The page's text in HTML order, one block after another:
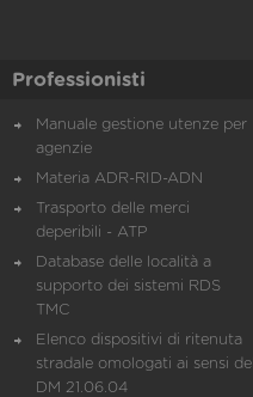
Professionisti
Manuale gestione utenze per
agenzie
Materia ADR-RID-ADN
Trasporto delle merci
deperibili - ATP
Database delle località a
supporto dei sistemi RDS
TMC
Elenco dispositivi di ritenuta
stradale omologati ai sensi del
DM 21.06.04